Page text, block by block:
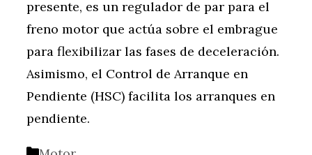
presente, es un regulador de par para el
freno motor que actúa sobre el embrague
para flexibilizar las fases de deceleración.
Asimismo, el Control de Arranque en
Pendiente (HSC) facilita los arranques en
pendiente.